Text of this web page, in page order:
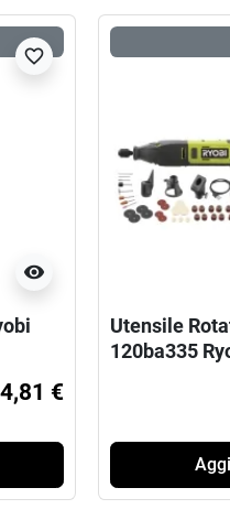
visibility
favorite_border
€
Utensile
120ba335